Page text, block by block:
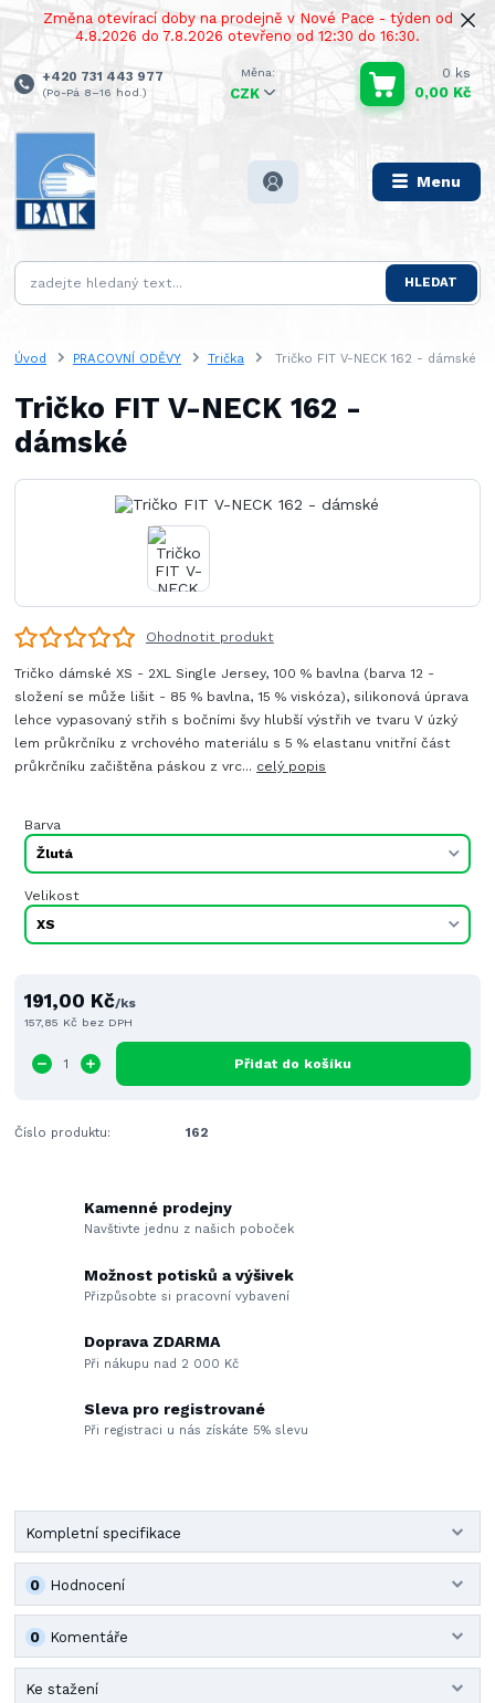
Změna otevírací doby na prodejně v Nové Pace - týden od
4.8.2026 do 7.8.2026 otevřeno od 12:30 do 16:30.
Menu
CZK
HLEDAT
+420 731 443 977
(Po-Pá 8–16 hod.)
0 ks
0,00 Kč
Úvod PRACOVNÍ ODĚVY Trička Tričko FIT V-NECK 162 - dámské
Tričko FIT V-NECK 162 -
dámské
Ohodnotit produkt
Tričko dámské XS - 2XL Single Jersey, 100 % bavlna (barva 12 -
složení se může lišit - 85 % bavlna, 15 % viskóza), silikonová úprava
lehce vypasovaný střih s bočními švy hlubší výstřih ve tvaru V úzký
lem průkrčníku z vrchového materiálu s 5 % elastanu vnitřní část
průkrčníku začištěna páskou z vrc... celý popis
Barva
Velikost
191,00 Kč/ks
157,85 Kč bez DPH
Přidat do košíku
Číslo produktu: 162
Kamenné prodejny
Navštivte jednu z našich poboček
Možnost potisků a výšivek
Přizpůsobte si pracovní vybavení
Doprava ZDARMA
Při nákupu nad 2 000 Kč
Sleva pro registrované
Při registraci u nás získáte 5% slevu
Kompletní specifikace
Hodnocení
0
Komentáře
0
Ke stažení